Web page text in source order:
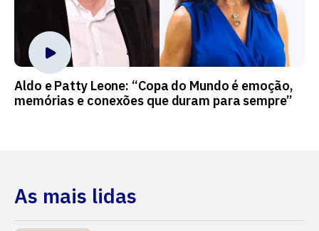
Aldo e Patty Leone: “Copa do Mundo é emoção,
memórias e conexões que duram para sempre”
As mais lidas